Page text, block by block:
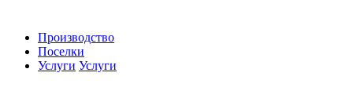
Производство
Поселки
Услуги Услуги